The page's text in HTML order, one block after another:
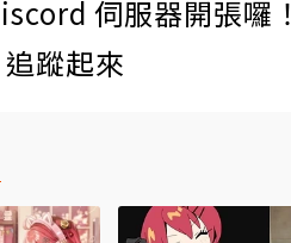
伺服器開張囉！
蹤起來